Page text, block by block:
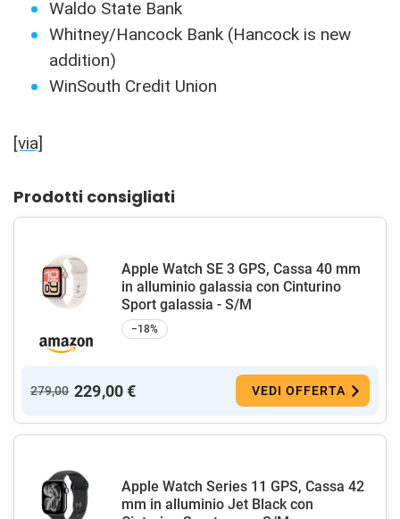
Waldo State Bank
Whitney/Hancock Bank (Hancock is new
addition)
WinSouth Credit Union
[via]
Prodotti consigliati
Apple Watch SE 3 GPS, Cassa 40 mm
in alluminio galassia con Cinturino
Sport galassia - S/M
−18%
279,00 229,00 € VEDI OFFERTA
Apple Watch Series 11 GPS, Cassa 42
mm in alluminio Jet Black con